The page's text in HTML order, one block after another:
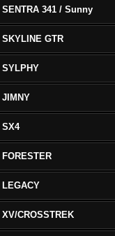
SENTRA 341 / Sunny
SKYLINE GTR
SYLPHY
JIMNY
SX4
FORESTER
LEGACY
XV/CROSSTREK